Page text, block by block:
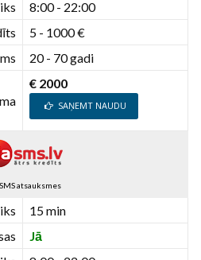
8:00 - 22:00
5 - 1000 €
20 - 70 gadi
€ 2000
SAŅEMT NAUDU
atsauksmes
15 min
Jā